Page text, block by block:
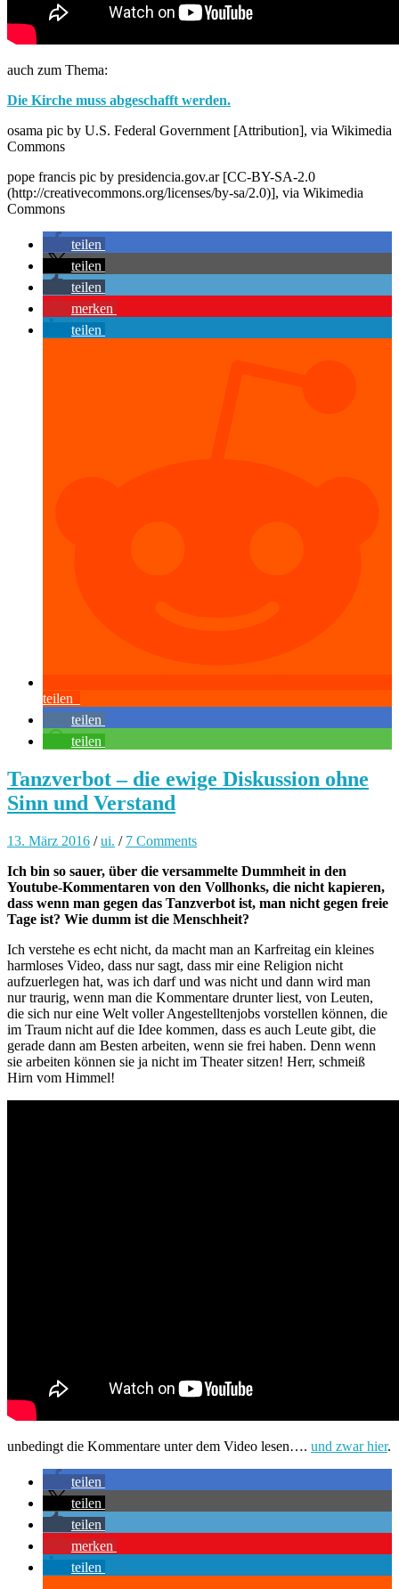
auch zum Thema:
Die Kirche muss abgeschafft werden.
osama pic by U.S. Federal Government [Attribution], via Wikimedia
Commons
pope francis pic by presidencia.gov.ar [CC-BY-SA-2.0
(http://creativecommons.org/licenses/by-sa/2.0)], via Wikimedia
Commons
teilen
teilen
teilen
merken
teilen
teilen
teilen
teilen
Tanzverbot – die ewige Diskussion ohne
Sinn und Verstand
13. März 2016 /ui. / 7 Comments
Ich bin so sauer, über die versammelte Dummheit in den
Youtube-Kommentaren von den Vollhonks, die nicht kapieren,
dass wenn man gegen das Tanzverbot ist, man nicht gegen freie
Tage ist? Wie dumm ist die Menschheit?
Ich verstehe es echt nicht, da macht man an Karfreitag ein kleines
harmloses Video, dass nur sagt, dass mir eine Religion nicht
aufzuerlegen hat, was ich darf und was nicht und dann wird man
nur traurig, wenn man die Kommentare drunter liest, von Leuten,
die sich nur eine Welt voller Angestelltenjobs vorstellen können, die
im Traum nicht auf die Idee kommen, dass es auch Leute gibt, die
gerade dann am Besten arbeiten, wenn sie frei haben. Denn wenn
sie arbeiten können sie ja nicht im Theater sitzen! Herr, schmeiß
Hirn vom Himmel!
unbedingt die Kommentare unter dem Video lesen…. und zwar hier.
teilen
teilen
teilen
merken
teilen